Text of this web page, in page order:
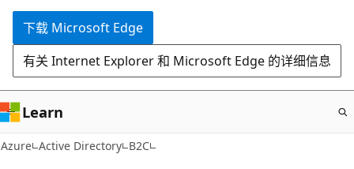
内
下载 Microsoft Edge
有关 Internet Explorer 和 Microsoft Edge 的详细信息
Learn
Azure Active Directory B2C